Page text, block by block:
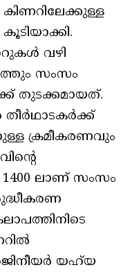
കിണറിലേക്കുള്ള
വഴി
സംസം
തുടക്കമായത്.
ക്രമീകരണവും
ലാണ് സംസം
യഹ്‌യ